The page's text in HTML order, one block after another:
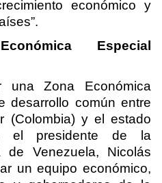
económico y
Especial
Zona Económica
desarrollo común entre
(Colombia) y el estado
el presidente de la
de Venezuela, Nicolás
un equipo económico,